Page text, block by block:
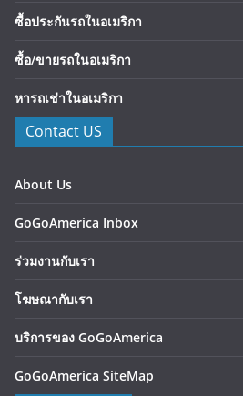
ซื้อประกันรถในอเมริกา
ซื้อ/ขายรถในอเมริกา
หารถเช่าในอเมริกา
Contact US
About Us
GoGoAmerica Inbox
ร่วมงานกับเรา
โฆษณากับเรา
บริการของ GoGoAmerica
GoGoAmerica SiteMap